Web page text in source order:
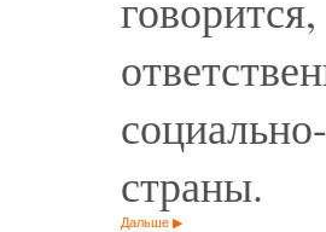
страны.
Дальше